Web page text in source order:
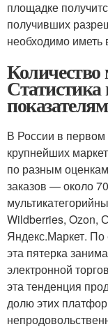
площадке
получивших
необходимо
Количество
Статистика
показателям
В России в первом
крупнейших
по разным
заказов — около
Wildberries, Ozon,
Яндекс.Маркет. По
эта пятерка
электронной
эта тенденция
долю этих